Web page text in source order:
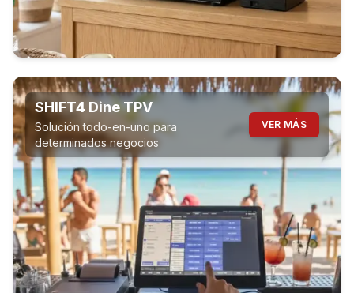
SHIFT4 Dine TPV
Solución todo-en-uno para
determinados negocios
VER MÁS